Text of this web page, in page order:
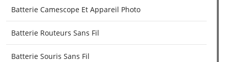
Batterie Camescope Et Appareil Photo
Batterie Routeurs Sans Fil
Batterie Souris Sans Fil